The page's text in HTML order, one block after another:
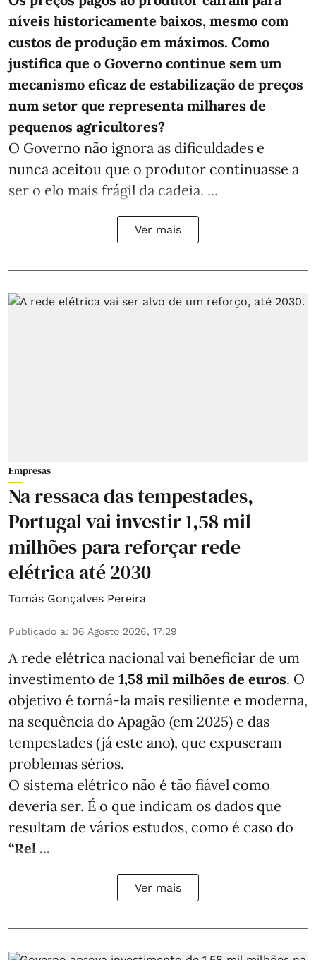
níveis historicamente baixos, mesmo com
custos de produção em máximos. Como
justifica que o Governo continue sem um
mecanismo eficaz de estabilização de preços
num setor que representa milhares de
pequenos agricultores?
O Governo não ignora as dificuldades e
nunca aceitou que o produtor continuasse a
ser o elo mais frágil da cadeia. ...
Ver mais
Empresas
Na ressaca das tempestades,
Portugal vai investir 1,58 mil
milhões para reforçar rede
elétrica até 2030
Tomás Gonçalves Pereira
Publicado a: 06 Agosto 2026, 17:29
A rede elétrica nacional vai beneficiar de um
investimento de 1,58 mil milhões de euros. O
objetivo é torná-la mais resiliente e moderna,
na sequência do Apagão (em 2025) e das
tempestades (já este ano), que expuseram
problemas sérios.
O sistema elétrico não é tão fiável como
deveria ser. É o que indicam os dados que
resultam de vários estudos, como é caso do
“Rel ...
Ver mais